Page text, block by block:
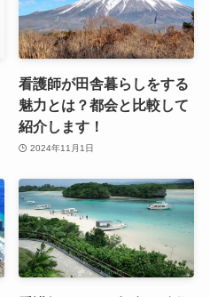
看護師が田舎暮らしをする
魅力とは？都会と比較して
紹介します！
2024年11月1日